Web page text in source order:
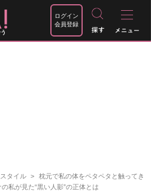
ログイン
会員登録
タイル
枕元で私の体をペタペタと触ってき
私が見た“黒い人影”の正体とは